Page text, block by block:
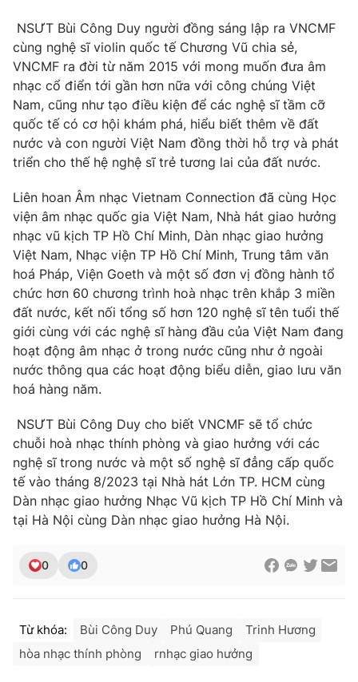
Email: toasoan@vtv.vn
Liên hệ quảng cáo:024-7300.7108
® Cấm sao chép dưới mọi hình thức nếu không có sự chấp
thuận bằng văn bản. Ghi rõ nguồn VTV.vn khi phát hành lại
thông tin từ website này.
NSƯT Bùi Công Duy người đồng sáng lập ra VNCMF
cùng nghệ sĩ violin quốc tế Chương Vũ chia sẻ,
VNCMF ra đời từ năm 2015 với mong muốn đưa âm
nhạc cổ điển tới gần hơn nữa với công chúng Việt
Nam, cũng như tạo điều kiện để các nghệ sĩ tầm cỡ
quốc tế có cơ hội khám phá, hiểu biết thêm về đất
nước và con người Việt Nam đồng thời hỗ trợ và phát
triển cho thế hệ nghệ sĩ trẻ tương lai của đất nước.
Liên hoan Âm nhạc Vietnam Connection đã cùng Học
viện âm nhạc quốc gia Việt Nam, Nhà hát giao hưởng
nhạc vũ kịch TP Hồ Chí Minh, Dàn nhạc giao hưởng
Việt Nam, Nhạc viện TP Hồ Chí Minh, Trung tâm văn
hoá Pháp, Viện Goeth và một số đơn vị đồng hành tổ
chức hơn 60 chương trình hoà nhạc trên khắp 3 miền
đất nước, kết nối tổng số hơn 120 nghệ sĩ tên tuổi thế
giới cùng với các nghệ sĩ hàng đầu của Việt Nam đang
hoạt động âm nhạc ở trong nước cũng như ở ngoài
nước thông qua các hoạt động biểu diễn, giao lưu văn
hoá hàng năm.
NSƯT Bùi Công Duy cho biết VNCMF sẽ tổ chức
chuỗi hoà nhạc thính phòng và giao hưởng với các
nghệ sĩ trong nước và một số nghệ sĩ đẳng cấp quốc
tế vào tháng 8/2023 tại Nhà hát Lớn TP. HCM cùng
Dàn nhạc giao hưởng Nhạc Vũ kịch TP Hồ Chí Minh và
tại Hà Nội cùng Dàn nhạc giao hưởng Hà Nội.
0 0
Từ khóa: Bùi Công Duy Phú Quang
Trinh Hương
hòa nhạc thính phòng
rnhạc giao hưởng